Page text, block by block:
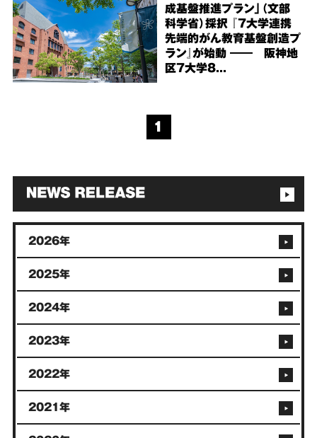
成基盤推進プラン」（文部
科学省）採択 『7大学連携
先端的がん教育基盤創造プ
ラン』が始動 ―― 阪神地
区7大学8...
1
2026年
2025年
2024年
2023年
2022年
2021年